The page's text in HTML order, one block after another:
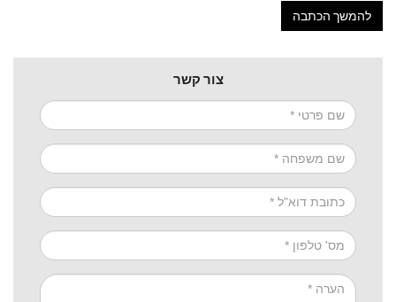
להמשך הכתבה
צור קשר